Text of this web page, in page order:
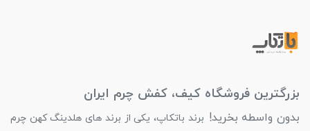
بزرگترین فروشگاه کیف، کفش چرم ایران
بدون واسطه بخرید! برند باتکاپ، یکی از برند های هلدینگ کهن چرم